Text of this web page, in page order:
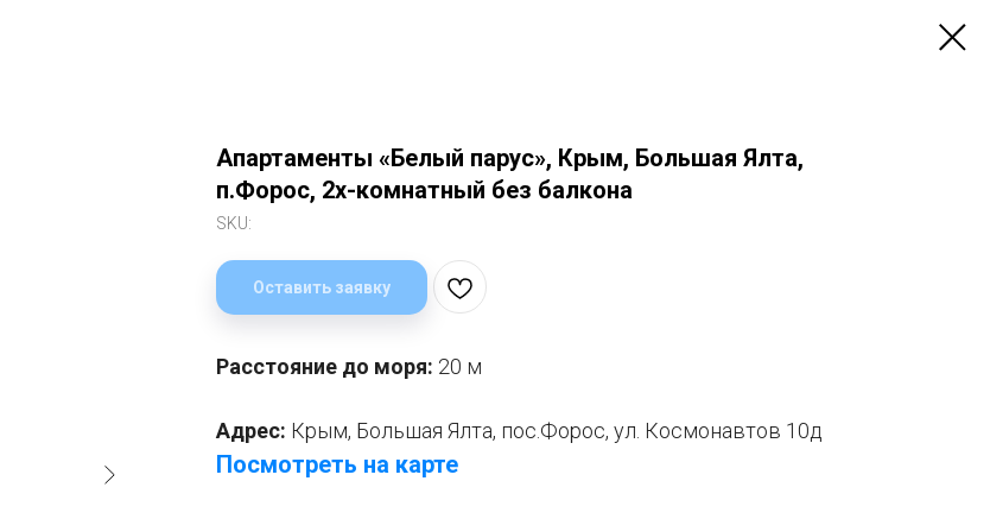
Апартаменты «Белый парус», Крым, Большая Ялта,
п.Форос, 2х-комнатный без балкона
SKU:
Оставить заявку
Расстояние до моря: 20 м
Адрес: Крым, Большая Ялта, пос.Форос, ул. Космонавтов 10д
Посмотреть на карте